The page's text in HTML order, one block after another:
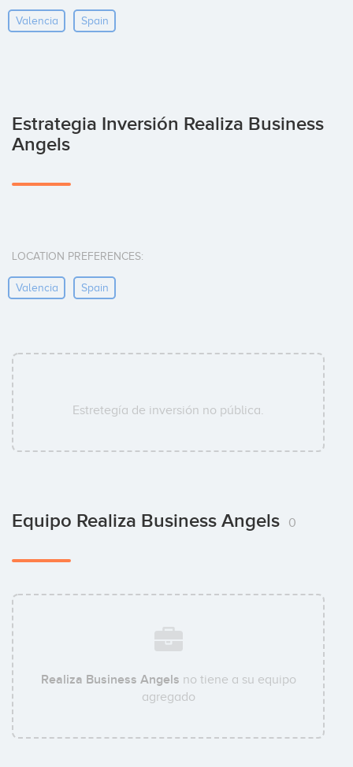
Valencia Spain
Estrategia Inversión Realiza Business
Angels
LOCATION PREFERENCES:
Valencia Spain
Estretegía de inversión no pública.
Equipo Realiza Business Angels 0
Realiza Business Angels no tiene a su equipo
agregado